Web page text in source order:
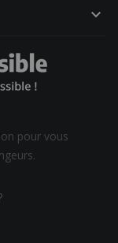
keyboard_arrow_down
pour vous